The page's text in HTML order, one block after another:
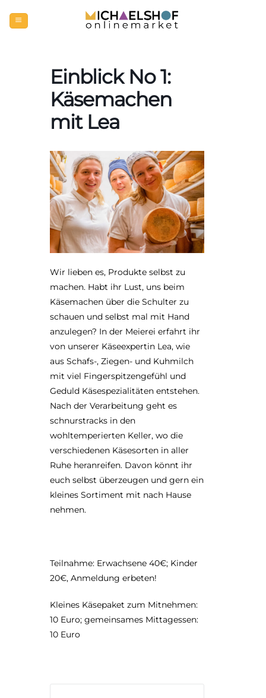
Inhalt
springen
Einblick No 1:
Käsemachen
mit Lea
Wir lieben es, Produkte selbst zu
machen. Habt ihr Lust, uns beim
Käsemachen über die Schulter zu
schauen und selbst mal mit Hand
anzulegen? In der Meierei erfahrt ihr
von unserer Käseexpertin Lea, wie
aus Schafs-, Ziegen- und Kuhmilch
mit viel Fingerspitzengefühl und
Geduld Käsespezialitäten entstehen.
Nach der Verarbeitung geht es
schnurstracks in den
wohltemperierten Keller, wo die
verschiedenen Käsesorten in aller
Ruhe heranreifen. Davon könnt ihr
euch selbst überzeugen und gern ein
kleines Sortiment mit nach Hause
nehmen.
Teilnahme: Erwachsene 40€; Kinder
20€, Anmeldung erbeten!
Kleines Käsepaket zum Mitnehmen:
10 Euro; gemeinsames Mittagessen:
10 Euro